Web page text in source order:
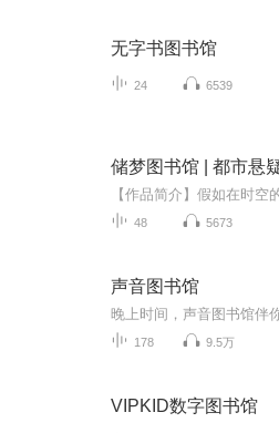
无字书图书馆
24 6539
储梦图书馆 | 都市悬
48 5673
声音图书馆
178 9.5万
VIPKID数字图书馆